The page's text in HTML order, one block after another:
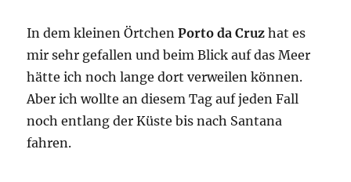
In dem kleinen ÖrtchenPorto da Cruz hat es
mir sehr gefallen und beim Blick auf das Meer
hätte ich noch lange dort verweilen können.
Aber ich wollte an diesem Tag auf jeden Fall
noch entlang der Küste bis nach Santana
fahren.